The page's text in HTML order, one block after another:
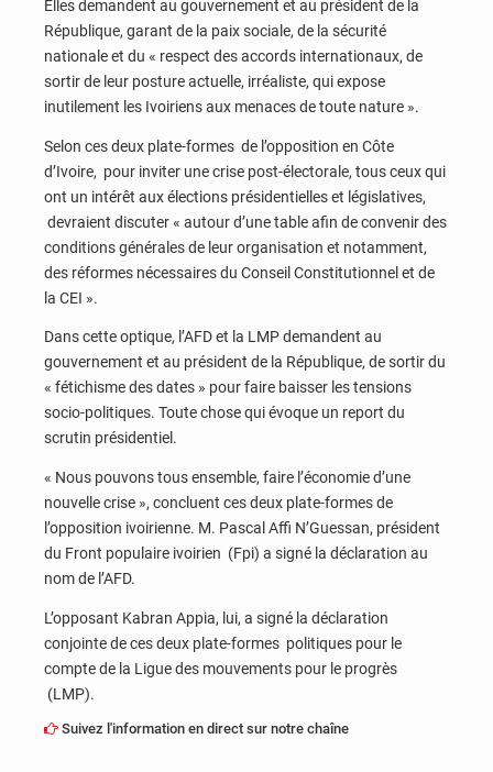
Elles demandent au gouvernement et au président de la
République, garant de la paix sociale, de la sécurité
nationale et du « respect des accords internationaux, de
sortir de leur posture actuelle, irréaliste, qui expose
inutilement les Ivoiriens aux menaces de toute nature ».
Selon ces deux plate-formes de l’opposition en Côte
d’Ivoire, pour inviter une crise post-électorale, tous ceux qui
ont un intérêt aux élections présidentielles et législatives,
devraient discuter « autour d’une table afin de convenir des
conditions générales de leur organisation et notamment,
des réformes nécessaires du Conseil Constitutionnel et de
la CEI ».
Dans cette optique, l’AFD et la LMP demandent au
gouvernement et au président de la République, de sortir du
« fétichisme des dates » pour faire baisser les tensions
socio-politiques. Toute chose qui évoque un report du
scrutin présidentiel.
« Nous pouvons tous ensemble, faire l’économie d’une
nouvelle crise », concluent ces deux plate-formes de
l’opposition ivoirienne. M. Pascal Affi N’Guessan, président
du Front populaire ivoirien (Fpi) a signé la déclaration au
nom de l’AFD.
L’opposant Kabran Appia, lui, a signé la déclaration
conjointe de ces deux plate-formes politiques pour le
compte de la Ligue des mouvements pour le progrès
(LMP).
Suivez l'information en direct sur notre chaîne